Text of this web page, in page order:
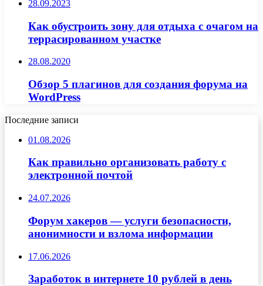
28.09.2023
Как обустроить зону для отдыха с очагом на
террасированном участке
28.08.2020
Обзор 5 плагинов для создания форума на
WordPress
Последние записи
01.08.2026
Как правильно организовать работу с
электронной почтой
24.07.2026
Форум хакеров — услуги безопасности,
анонимности и взлома информации
17.06.2026
Заработок в интернете 10 рублей в день